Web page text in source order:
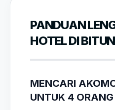
PANDUAN
HOTEL DI
MENCARI
UNTUK 4 ORANG